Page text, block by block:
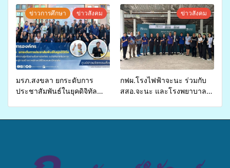
สุขภาพแก่ประชาชนในพื้นที่
อำเภอจะนะ
จ่ายงบกองทุนสุขภาพตำบล
รองรับการจัดบริการพาหนะรับ
ส่งผู้ทุพพลภาพเพื่อเข้ารับ
บริการสาธารณสุข ลดความ
เหลื่อมล้ำ ยกระดับคุณภาพ
ชีวิตประชาชนอย่างยั่งยืน
ข่าวการศึกษา ข่าวสังคม
มรภ.สงขลา ยกระดับการ
ประชาสัมพันธ์ในยุคดิจิทัล
ข่าวสังคม
กฟผ.โรงไฟฟ้าจะนะ ร่วมกับ
สสอ.จะนะ และโรงพยาบาล